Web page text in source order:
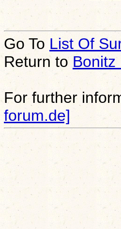
Go To List Of
Return to Bonitz
For further
forum.de]